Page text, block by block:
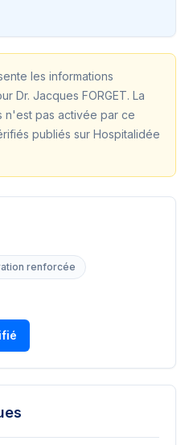
les informations
Dr. Jacques FORGET. La
pas activée par ce
publiés sur Hospitalidée
renforcée